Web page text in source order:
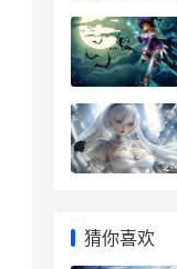
猜你喜欢